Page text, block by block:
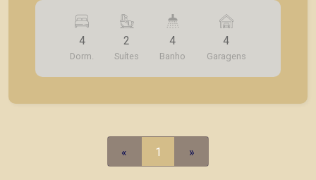
ambientes; - Cozinha planejada; - Lavanderia; -
Quintal com jardim e gramado; - Área gourmet/
churrasqueira; - Terreno de esquina; - 04 vagas
de garagem, sendo 02 cobertas. Vamos agendar
uma visita? A Piramid tem como objetivo atender
4
Dorm.
2
Suítes
4
Banho
4
Garagens
« 1 »